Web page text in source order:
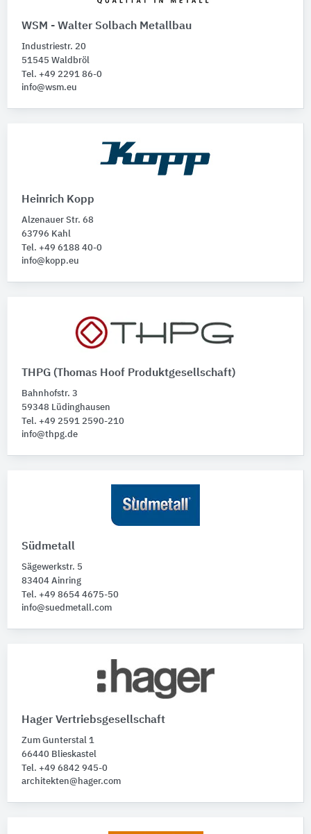
WSM - Walter Solbach Metallbau
Industriestr. 20
51545 Waldbröl
Tel. +49 2291 86-0
info@wsm.eu
Heinrich Kopp
Alzenauer Str. 68
63796 Kahl
Tel. +49 6188 40-0
info@kopp.eu
THPG (Thomas Hoof Produktgesellschaft)
Bahnhofstr. 3
59348 Lüdinghausen
Tel. +49 2591 2590-210
info@thpg.de
Südmetall
Sägewerkstr. 5
83404 Ainring
Tel. +49 8654 4675-50
info@suedmetall.com
Hager Vertriebsgesellschaft
Zum Gunterstal 1
66440 Blieskastel
Tel. +49 6842 945-0
architekten@hager.com